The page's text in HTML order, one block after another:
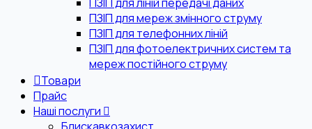
ПЗІП для мереж змінного струму
ПЗІП для телефонних ліній
ПЗІП для фотоелектричних систем та
мереж постійного струму
Товари
Прайс
Наші послуги